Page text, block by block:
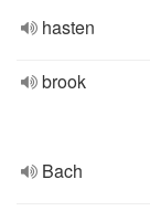
hasten
brook
Bach